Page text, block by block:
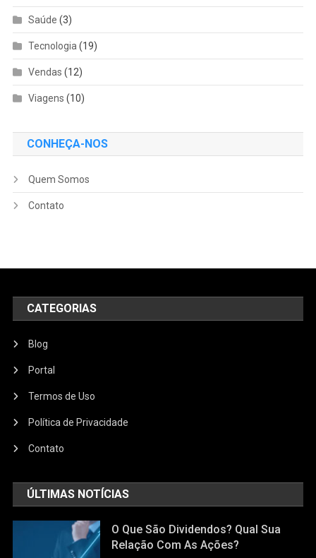
Saúde (3)
Tecnologia (19)
Vendas (12)
Viagens (10)
CONHEÇA-NOS
Quem Somos
Contato
CATEGORIAS
Blog
Portal
Termos de Uso
Política de Privacidade
Contato
ÚLTIMAS NOTÍCIAS
O Que São Dividendos? Qual Sua
Relação Com As Ações?